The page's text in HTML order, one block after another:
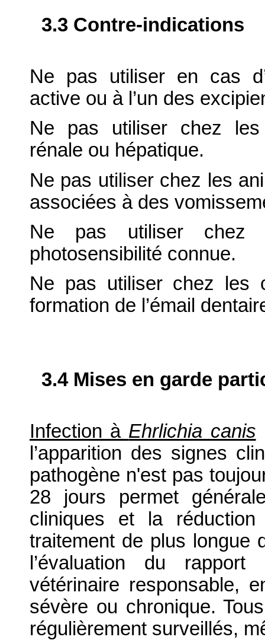
3.3 Contre-indications
Ne pas utiliser en cas
active ou à l’un des
Ne pas utiliser chez les
rénale ou hépatique.
Ne pas utiliser chez les
associées à des
Ne pas utiliser chez
photosensibilité connue.
Ne pas utiliser chez les
formation de l’émail
3.4 Mises en garde
Infection à Ehrlichia canis
l’apparition des signes
pathogène n'est pas
28 jours permet
cliniques et la
traitement de plus longue
l’évaluation du
vétérinaire responsable,
sévère ou chronique.
régulièrement surveillés,